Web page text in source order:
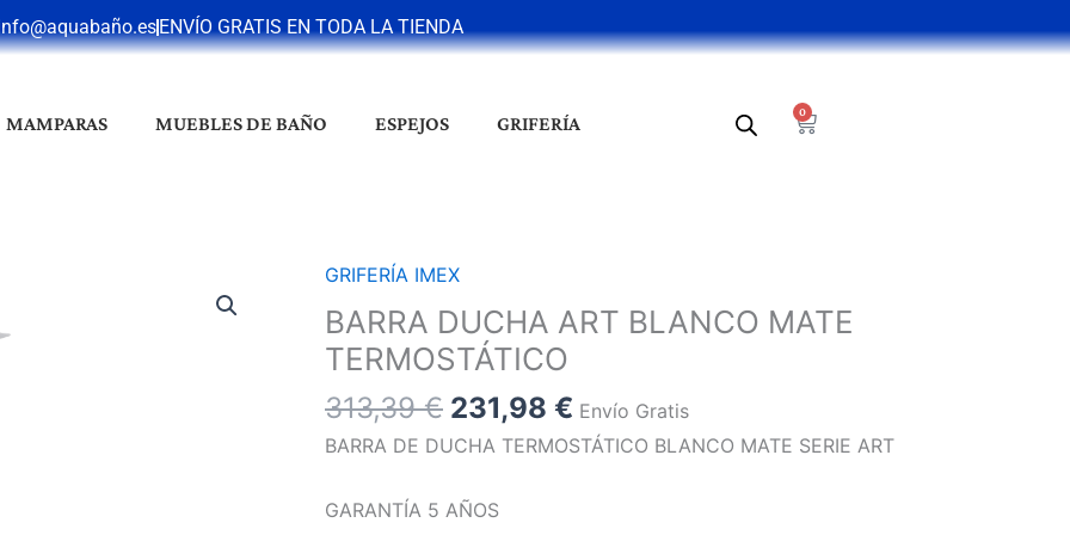
ENVÍO GRATIS EN TODA LA TIENDA
MAMPARAS MUEBLES DE BAÑO ESPEJOS GRIFERÍA
0
Cart
GRIFERÍA IMEX
BARRA DUCHA ART BLANCO MATE
TERMOSTÁTICO
313,39€
El
precio
original
era:
313,39 €.
231,98 €
precio
actual
231,98 €.
Envío Gratis
BARRA DE DUCHA TERMOSTÁTICO BLANCO MATE SERIE ART
GARANTÍA 5 AÑOS
BARRA
DUCHA
ART
BLANCO
MATE
TERMOSTÁTICO